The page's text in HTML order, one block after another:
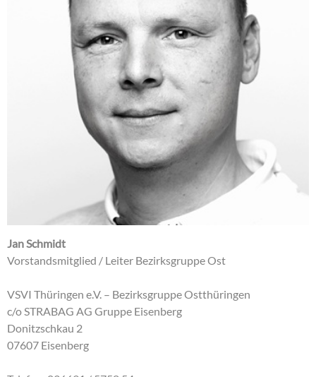
Jan Schmidt
Vorstandsmitglied / Leiter Bezirksgruppe Ost
VSVI Thüringen e.V. – Bezirksgruppe Ostthüringen
c/o STRABAG AG Gruppe Eisenberg
Donitzschkau 2
07607 Eisenberg